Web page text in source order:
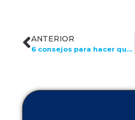
ANTERIOR
6 consejos para hacer que los trabajadores sean más felices y productivos